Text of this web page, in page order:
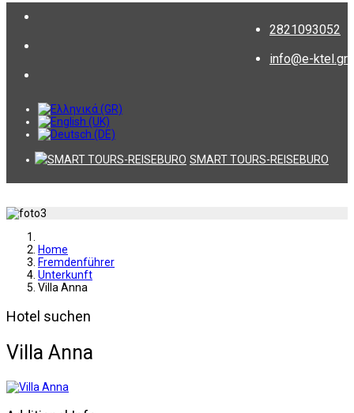
2821093052
info@e-ktel.gr
SMART TOURS-REISEBURO
Home
Fremdenführer
Unterkunft
Villa Anna
Hotel suchen
Villa Anna